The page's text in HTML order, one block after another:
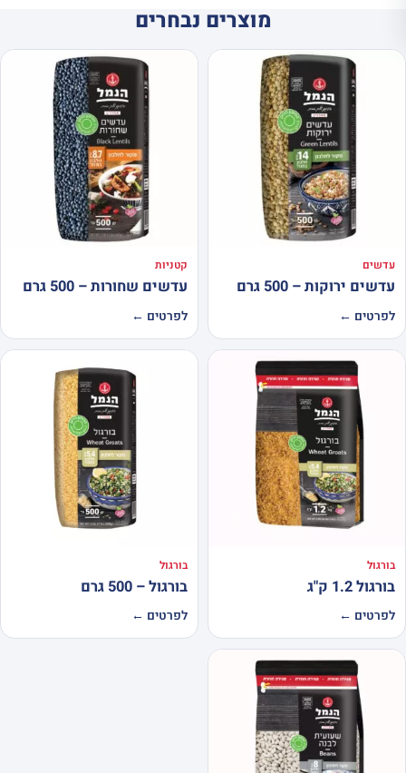
מוצרים נבחרים
עדשים
עדשים ירוקות – 500 גרם
לפרטים ←
קטניות
עדשים שחורות – 500 גרם
לפרטים ←
בורגול
בורגול 1.2 ק"ג
לפרטים ←
בורגול
בורגול – 500 גרם
לפרטים ←